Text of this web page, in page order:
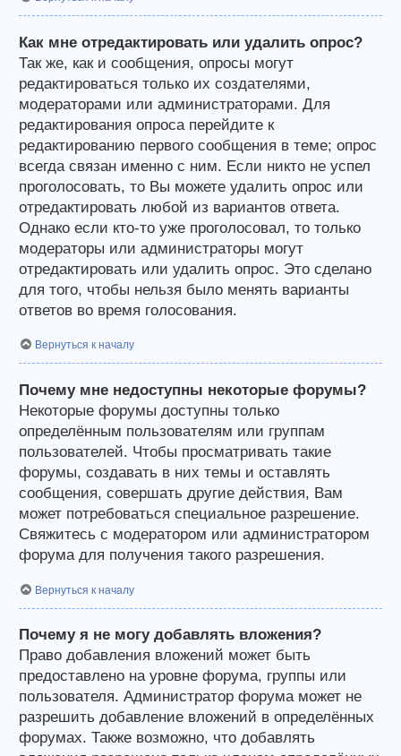
Как мне отредактировать или удалить опрос?
Так же, как и сообщения, опросы могут
редактироваться только их создателями,
модераторами или администраторами. Для
редактирования опроса перейдите к
редактированию первого сообщения в теме; опрос
всегда связан именно с ним. Если никто не успел
проголосовать, то Вы можете удалить опрос или
отредактировать любой из вариантов ответа.
Однако если кто-то уже проголосовал, то только
модераторы или администраторы могут
отредактировать или удалить опрос. Это сделано
для того, чтобы нельзя было менять варианты
ответов во время голосования.
Вернуться к началу
Почему мне недоступны некоторые форумы?
Некоторые форумы доступны только
определённым пользователям или группам
пользователей. Чтобы просматривать такие
форумы, создавать в них темы и оставлять
сообщения, совершать другие действия, Вам
может потребоваться специальное разрешение.
Свяжитесь с модератором или администратором
форума для получения такого разрешения.
Вернуться к началу
Почему я не могу добавлять вложения?
Право добавления вложений может быть
предоставлено на уровне форума, группы или
пользователя. Администратор форума может не
разрешить добавление вложений в определённых
форумах. Также возможно, что добавлять